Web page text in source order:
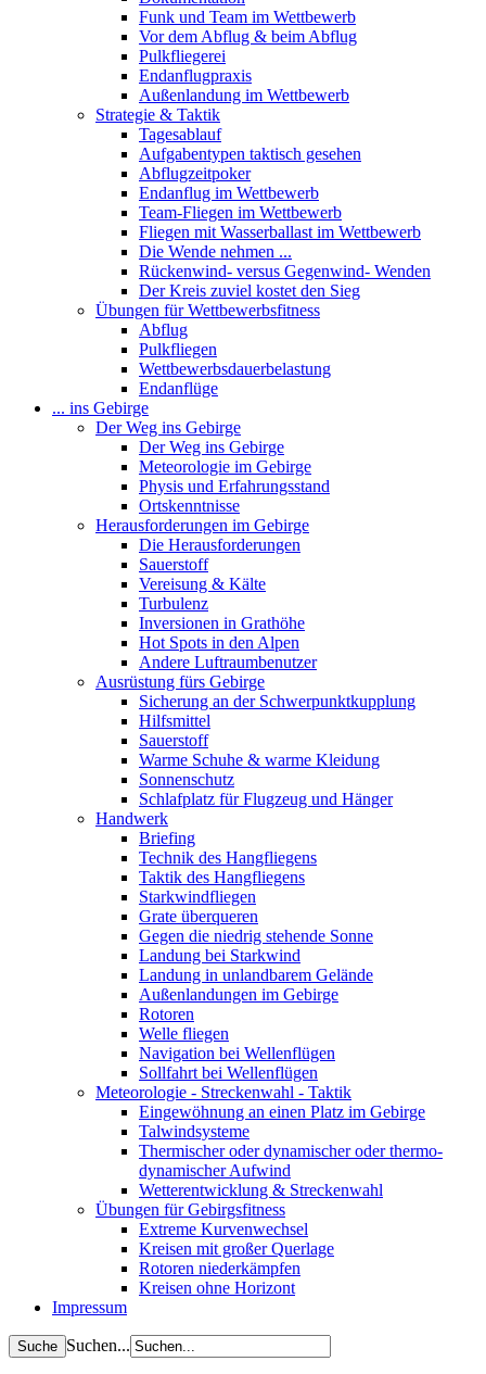
Funk und Team im Wettbewerb
Vor dem Abflug & beim Abflug
Pulkfliegerei
Endanflugpraxis
Außenlandung im Wettbewerb
Strategie & Taktik
Tagesablauf
Aufgabentypen taktisch gesehen
Abflugzeitpoker
Endanflug im Wettbewerb
Team-Fliegen im Wettbewerb
Fliegen mit Wasserballast im Wettbewerb
Die Wende nehmen ...
Rückenwind- versus Gegenwind- Wenden
Der Kreis zuviel kostet den Sieg
Übungen für Wettbewerbsfitness
Abflug
Pulkfliegen
Wettbewerbsdauerbelastung
Endanflüge
... ins Gebirge
Der Weg ins Gebirge
Der Weg ins Gebirge
Meteorologie im Gebirge
Physis und Erfahrungsstand
Ortskenntnisse
Herausforderungen im Gebirge
Die Herausforderungen
Sauerstoff
Vereisung & Kälte
Turbulenz
Inversionen in Grathöhe
Hot Spots in den Alpen
Andere Luftraumbenutzer
Ausrüstung fürs Gebirge
Sicherung an der Schwerpunktkupplung
Hilfsmittel
Sauerstoff
Warme Schuhe & warme Kleidung
Sonnenschutz
Schlafplatz für Flugzeug und Hänger
Handwerk
Briefing
Technik des Hangfliegens
Taktik des Hangfliegens
Starkwindfliegen
Grate überqueren
Gegen die niedrig stehende Sonne
Landung bei Starkwind
Landung in unlandbarem Gelände
Außenlandungen im Gebirge
Rotoren
Welle fliegen
Navigation bei Wellenflügen
Sollfahrt bei Wellenflügen
Meteorologie - Streckenwahl - Taktik
Eingewöhnung an einen Platz im Gebirge
Talwindsysteme
Thermischer oder dynamischer oder thermo-
dynamischer Aufwind
Wetterentwicklung & Streckenwahl
Übungen für Gebirgsfitness
Extreme Kurvenwechsel
Kreisen mit großer Querlage
Rotoren niederkämpfen
Kreisen ohne Horizont
Impressum
Suchen...